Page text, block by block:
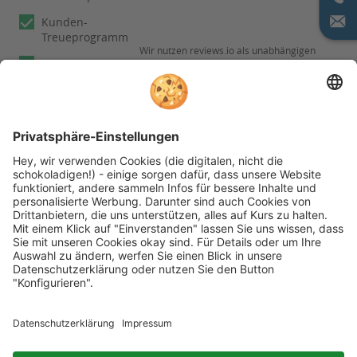
Kunden-
Treueprogramm
Experten
Wir nutzen reviews.io als unabhängigen
Dienstleister für die Einholung von
Bewertungen. Erfahren Sie mehr unter
unserenInformationen zu
Kundenbewertungen
Folgen Sie rehashop auch auf folgenden Kanälen
* Alle Preise inkl. gesetzl. Mehrwertsteuer zzgl.
Versandkosten wenn nicht anders beschrieben